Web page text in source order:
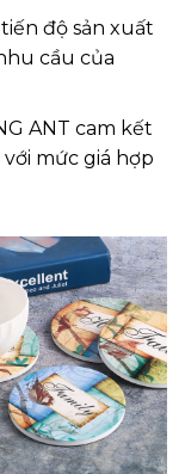
độ sản xuất
cầu của
ANT cam kết
mức giá hợp